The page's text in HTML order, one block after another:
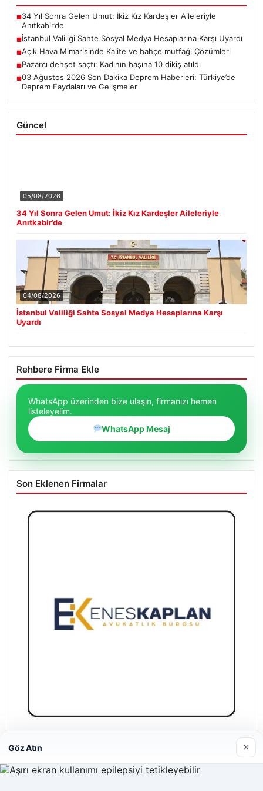
■34 Yıl Sonra Gelen Umut: İkiz Kız Kardeşler Aileleriyle
Anıtkabir’de
■İstanbul Valiliği Sahte Sosyal Medya Hesaplarına Karşı Uyardı
■Açık Hava Mimarisinde Kalite ve bahçe mutfağı Çözümleri
■Pazarcı dehşet saçtı: Kadının başına 10 dikiş atıldı
■03 Ağustos 2026 Son Dakika Deprem Haberleri: Türkiye’de
Deprem Faydaları ve Gelişmeler
Güncel
05/08/2026
34 Yıl Sonra Gelen Umut: İkiz Kız Kardeşler Aileleriyle
Anıtkabir’de
04/08/2026
İstanbul Valiliği Sahte Sosyal Medya Hesaplarına Karşı
Uyardı
Rehbere Firma Ekle
WhatsApp üzerinden bize ulaşın, firmanızı hemen
listeleyelim.
WhatsApp Mesaj
Son Eklenen Firmalar
Enes Kaplan Avukatlık Bürosu
Göz Atın ×